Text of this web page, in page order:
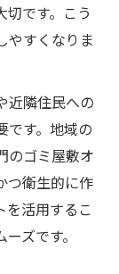
です。こう
やすくなりま
近隣住民への
です。地域の
のゴミ屋敷オ
つ衛生的に作
を活用するこ
ズです。